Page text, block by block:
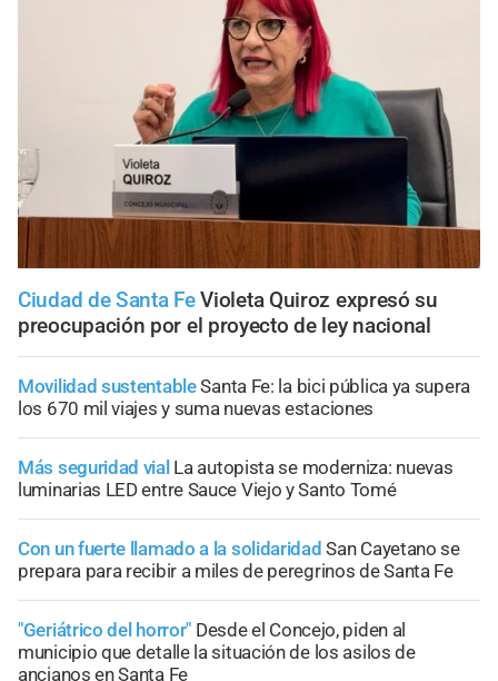
Ciudad de Santa Fe Violeta Quiroz expresó su
preocupación por el proyecto de ley nacional
Movilidad sustentableSanta Fe: la bici pública ya supera
los 670 mil viajes y suma nuevas estaciones
Más seguridad vial La autopista se moderniza: nuevas
luminarias LED entre Sauce Viejo y Santo Tomé
Con un fuerte llamado a la solidaridad San Cayetano se
prepara para recibir a miles de peregrinos de Santa Fe
"Geriátrico del horror" Desde el Concejo, piden al
municipio que detalle la situación de los asilos de
ancianos en Santa Fe